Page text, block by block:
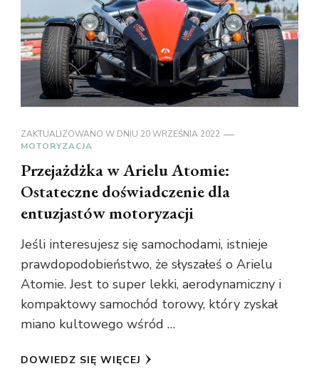
ZAKTUALIZOWANO W DNIU 20 WRZEŚNIA 2022
MOTORYZACJA
Przejażdżka w Arielu Atomie:
Ostateczne doświadczenie dla
entuzjastów motoryzacji
Jeśli interesujesz się samochodami, istnieje
prawdopodobieństwo, że słyszałeś o Arielu
Atomie. Jest to super lekki, aerodynamiczny i
kompaktowy samochód torowy, który zyskał
miano kultowego wśród …
DOWIEDZ SIĘ WIĘCEJ